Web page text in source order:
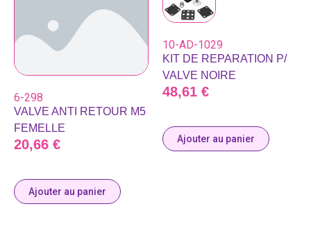
6-298
VALVE ANTI RETOUR M5
FEMELLE
20,66 €
Ajouter au panier
10-AD-1029
KIT DE REPARATION P/
VALVE NOIRE
48,61 €
Ajouter au panier